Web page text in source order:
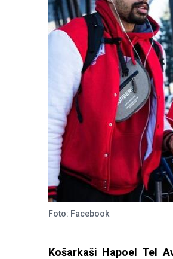
Foto: Facebook
Košarkaši Hapoel Tel